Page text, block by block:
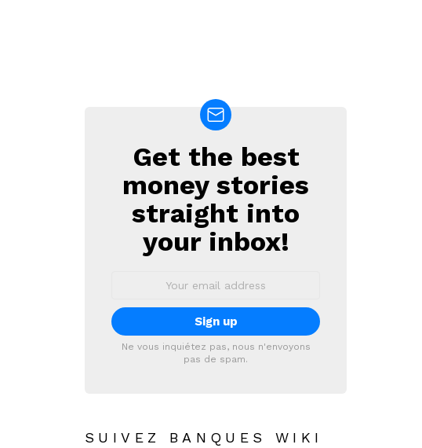
NEWSLETTER
Get the best
money stories
straight into
your inbox!
Ne vous inquiétez pas, nous n'envoyons
pas de spam.
SUIVEZ BANQUES WIKI